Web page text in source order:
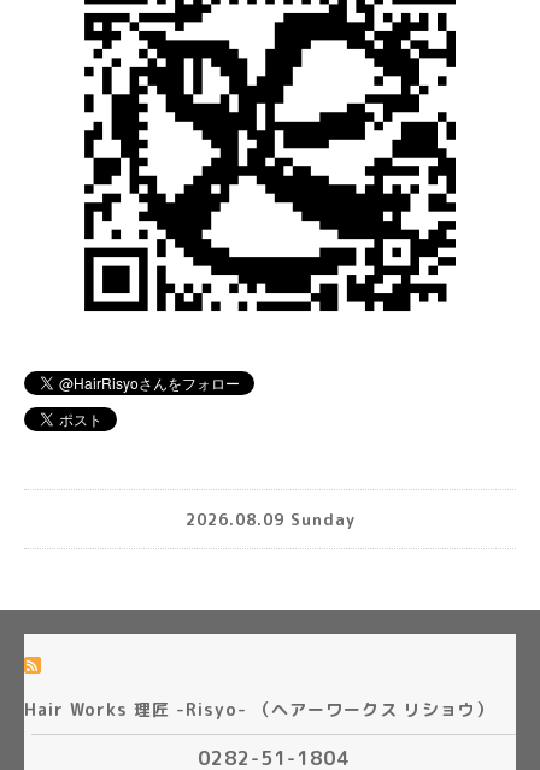
2026.08.09 Sunday
Hair Works 理匠 -Risyo- （ヘアーワークス リショウ）
0282-51-1804